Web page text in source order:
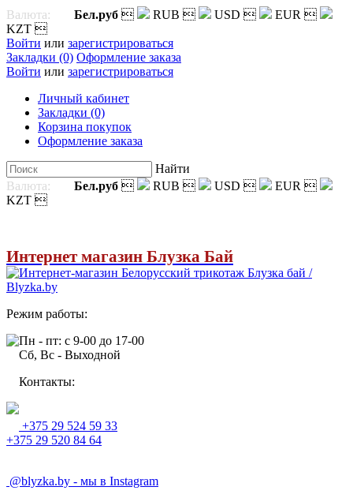
Валюта: Бел.руб  RUB  USD  EUR 
KZT 
Войти или зарегистрироваться
Закладки (0) Оформление заказа
Войти или зарегистрироваться
Личный кабинет
Закладки (0)
Корзина покупок
Оформление заказа
Найти
Валюта:
Бел.руб  RUB  USD  EUR 
KZT 
Интернет магазин Блузка Бай
Режим работы:
Пн - пт: с 9-00 до 17-00
Сб, Вс - Выходной
Контакты:
+375 29 524 59 33
+375 29 520 84 64
@blyzka.by - мы в Instagram